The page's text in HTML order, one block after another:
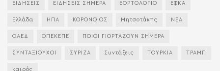
ΕΙΔΗΣΕΙΣ ΕΙΔΗΣΕΙΣ ΣΗΜΕΡΑ ΕΟΡΤΟΛΟΓΙΟ ΕΦΚΑ
Ελλάδα ΗΠΑ ΚΟΡΟΝΟΙΟΣ Μητσοτάκης ΝΕΑ
ΟΑΕΔ ΟΠΕΚΕΠΕ ΠΟΙΟΙ ΓΙΟΡΤΑΖΟΥΝ ΣΗΜΕΡΑ
ΣΥΝΤΑΞΙΟΥΧΟΙ ΣΥΡΙΖΑ Συντάξεις ΤΟΥΡΚΙΑ ΤΡΑΜΠ
καιρός